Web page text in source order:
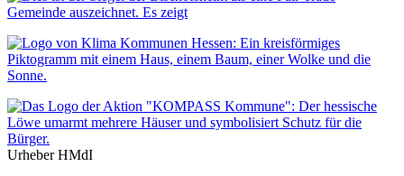
Urheber HMdI